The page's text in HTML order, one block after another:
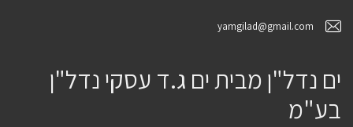
yamgilad@gmail.com
ים נדל"ן מבית ים ג.ד עסקי נדל"ן
בע"מ